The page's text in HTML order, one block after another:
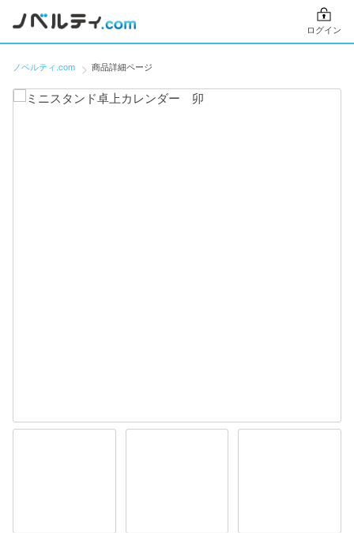
ログイン
ノベルティ.com 商品詳細ページ